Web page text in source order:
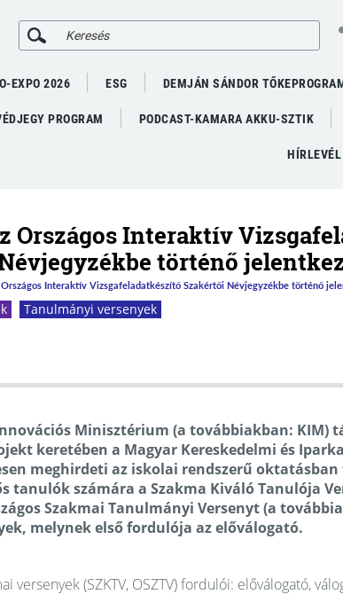
EXPO 2026 ESG DEMJÁN SÁNDOR
PROGRAM PODCAST-KAMARA AKKU-SZTIK
HÍRLEVÉL
Országos Interaktív
történő
Interaktív Vizsgafeladatkészítő Szakértői Névjegyzékbe történő
Tanulmányi versenyek
Minisztérium (a továbbiakban: KIM)
keretében a Magyar Kereskedelmi és
meghirdeti az iskolai rendszerű
tanulók számára a Szakma Kiváló Tanulója
Szakmai Tanulmányi Versenyt (a
melynek első fordulója az előválogató.
versenyek (SZKTV, OSZTV) fordulói: előválogató,